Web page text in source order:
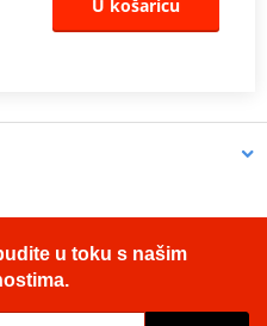
U košaricu
u toku s našim